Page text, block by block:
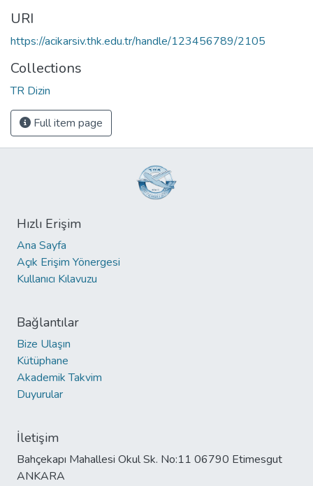
URI
https://acikarsiv.thk.edu.tr/handle/123456789/2105
Collections
TR Dizin
Full item page
Hızlı Erişim
Ana Sayfa
Açık Erişim Yönergesi
Kullanıcı Kılavuzu
Bağlantılar
Bize Ulaşın
Kütüphane
Akademik Takvim
Duyurular
İletişim
Bahçekapı Mahallesi Okul Sk. No:11 06790 Etimesgut
ANKARA